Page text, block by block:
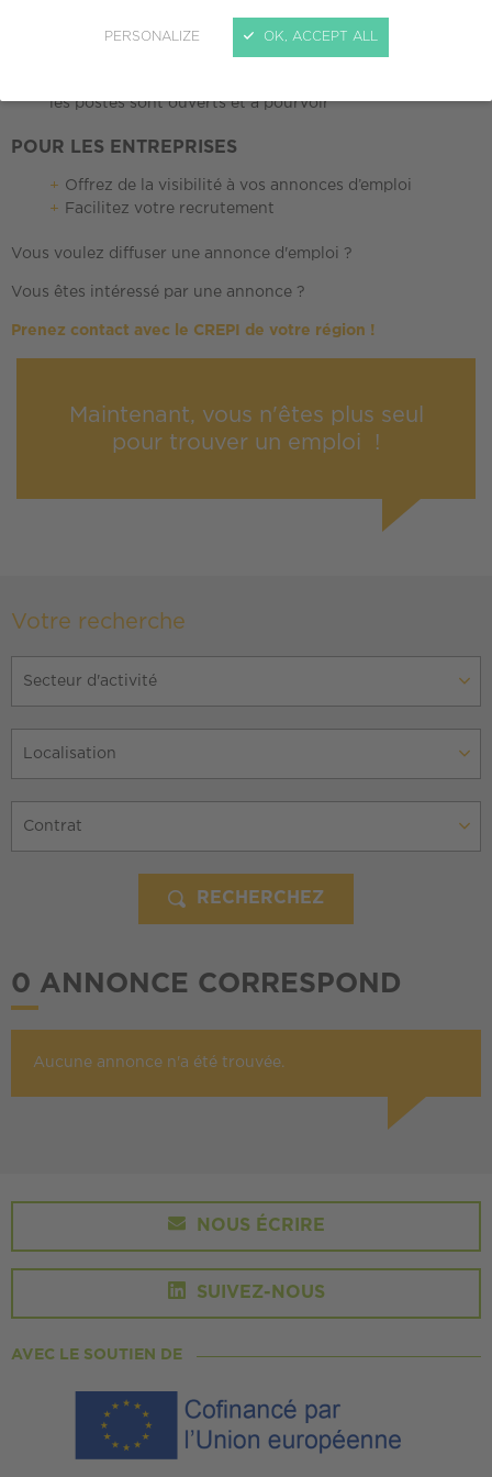
PERSONALIZE OK, ACCEPT ALL
Accédez à des annonces d’emploi adaptées à votre
les postes sont ouverts et à pourvoir
POUR LES ENTREPRISES
Offrez de la visibilité à vos annonces d’emploi
Facilitez votre recrutement
Vous voulez diffuser une annonce d'emploi ?
Vous êtes intéressé par une annonce ?
Prenez contact avec le CREPI de votre région !
Maintenant, vous n'êtes plus seul
pour trouver un emploi !
Votre recherche
Secteur d'activité
Localisation
Contrat
RECHERCHEZ
0 ANNONCE CORRESPOND
Aucune annonce n'a été trouvée.
NOUS ÉCRIRE
SUIVEZ-NOUS
AVEC LE SOUTIEN DE